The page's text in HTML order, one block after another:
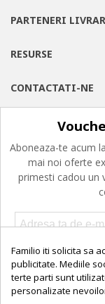
PARTENERI
RESURSE
CONTACTATI-NE
Aboneaza-te acum
mai noi oferte
primesti cadou un
Confirm ca
consimtamantul
politica de
Familio iti solicita sa
publicitate. Mediile
terte parti sunt
personalizate